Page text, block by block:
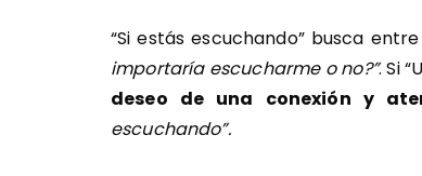
“Si estás escuchando” busca
importaría escucharme o no?”. Si
deseo de una conexión y
escuchando”.